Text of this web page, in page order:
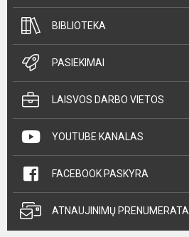
BIBLIOTEKA
PASIEKIMAI
LAISVOS DARBO VIETOS
YOUTUBE KANALAS
FACEBOOK PASKYRA
ATNAUJINIMŲ PRENUMERATA